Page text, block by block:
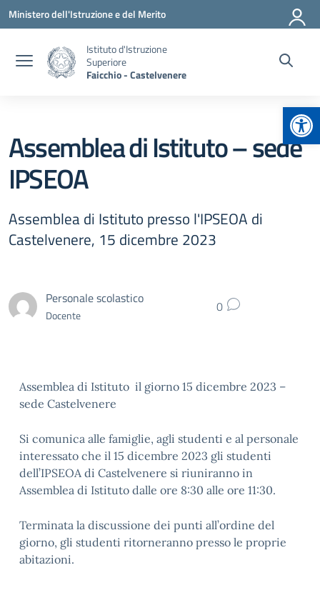
Vai ai contenuti
Vai al menu di navigazione
Vai al footer
Ministero dell'Istruzione e del Merito
Istituto d'Istruzione
Superiore
Faicchio - Castelvenere
Assemblea di Istituto – sede
IPSEOA
Assemblea di Istituto presso l'IPSEOA di
Castelvenere, 15 dicembre 2023
Personale scolastico
Docente 0
Assemblea di Istituto il giorno 15 dicembre 2023 –
sede Castelvenere
Si comunica alle famiglie, agli studenti e al personale
interessato che il 15 dicembre 2023 gli studenti
dell’IPSEOA di Castelvenere si riuniranno in
Assemblea di Istituto dalle ore 8:30 alle ore 11:30.
Terminata la discussione dei punti all’ordine del
giorno, gli studenti ritorneranno presso le proprie
abitazioni.